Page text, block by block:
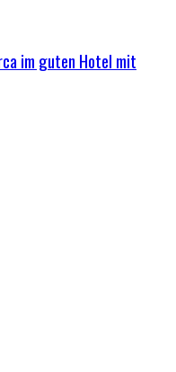
im guten Hotel mit